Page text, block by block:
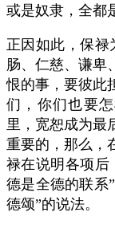
或是奴隶，全都
正因如此，保禄
肠、仁慈、谦卑
恨的事，要彼此
们，你们也要
里，宽恕成为最
重要的，那么，
禄在说明各项后
德是全德的联系
德颂”的说法。